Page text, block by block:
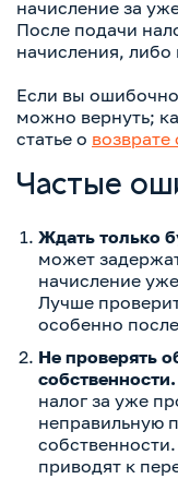
начисление за
После подачи
начисления, либо
Если вы ошибочно
можно вернуть;
статье о
Частые
Ждать только
может
начисление
Лучше
особенно
Не проверять
собственности.
налог за уже
неправильную
приводят к